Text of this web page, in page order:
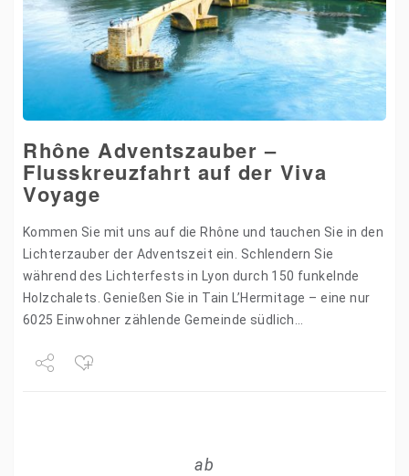
Rhône Adventszauber –
Flusskreuzfahrt auf der Viva
Voyage
Kommen Sie mit uns auf die Rhône und tauchen Sie in den
Lichterzauber der Adventszeit ein. Schlendern Sie
während des Lichterfests in Lyon durch 150 funkelnde
Holzchalets. Genießen Sie in Tain L’Hermitage – eine nur
6025 Einwohner zählende Gemeinde südlich…
ab